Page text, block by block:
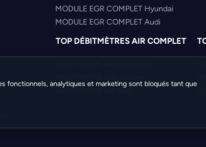
MODULE EGR COMPLET Hyundai
MODULE EGR COMPLET Audi
TOP DÉBITMÈTRES AIR COMPLET
DEBITMETRE AIR Fiat
fonctionnels, analytiques et marketing sont bloqués tant que